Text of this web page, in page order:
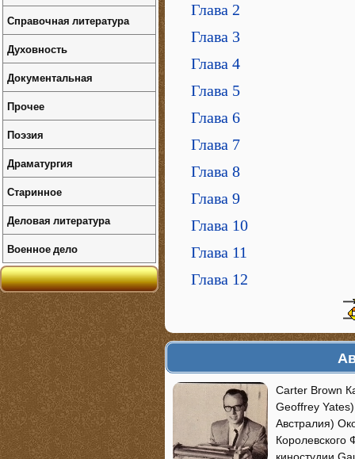
Глава 2
Глава 3
Глава 4
Глава 5
Глава 6
Глава 7
Глава 8
Глава 9
Глава 10
Глава 11
Глава 12
Carter Brown
Geoffrey
Австралия)
Королевского
Справочная литература
Духовность
Документальная
Прочее
Поэзия
Драматургия
Старинное
Деловая литература
Военное дело